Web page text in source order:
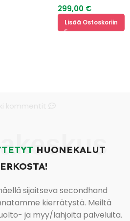
299,00 €
Lisää Ostoskoriin
HUONEKALUT
sijaitseva secondhand
kierrätystä. Meiltä
ja myy/lahjoita palveluita.